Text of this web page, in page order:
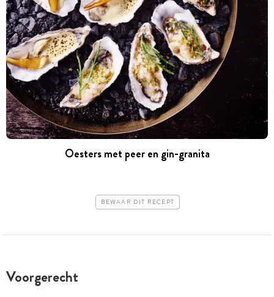
Oesters met peer en gin-granita
BEWAAR DIT RECEPT
Voorgerecht